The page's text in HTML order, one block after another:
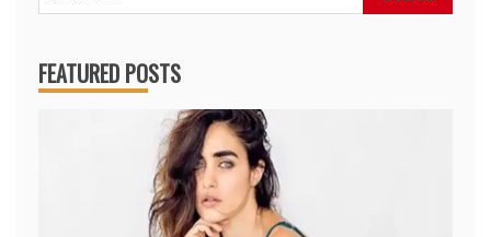
for:
FEATURED POSTS